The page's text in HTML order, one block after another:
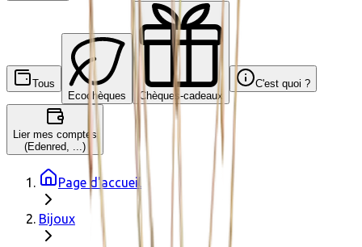
Tous
Ecochèques
Chèques-cadeaux
C'est quoi ?
Lier mes comptes
(Edenred, ...)
Page d'accueil
Bijoux